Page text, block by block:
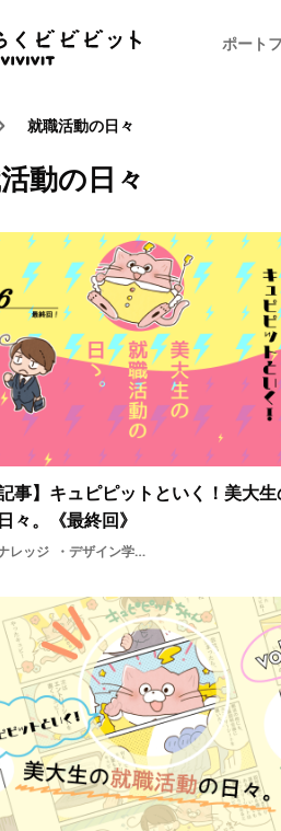
ポート
就職活動の日々
動の日々
記事】キュピピットといく！美大
々。《最終回》
レッジ デザイン学生就活採用制作教育新卒漫画美大内定承諾選考内定者内定辞退基礎知識面接大学就職活動の日々学ぶ